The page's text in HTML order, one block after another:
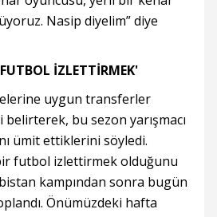
Nasip diyelim” diye
İZLETTİRMEK'
uygun transferler
bu sezon yarışmacı
ümit ettiklerini söyledi.
futbol izlettirmek olduğunu
kampından sonra bugün
Önümüzdeki hafta